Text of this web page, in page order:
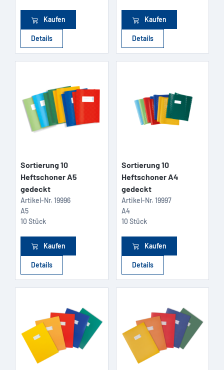
Kaufen
Details
Kaufen
Details
Sortierung 10
Heftschoner A5
gedeckt
Artikel-Nr. 19996
A5
10 Stück
Kaufen
Details
Sortierung 10
Heftschoner A4
gedeckt
Artikel-Nr. 19997
A4
10 Stück
Kaufen
Details